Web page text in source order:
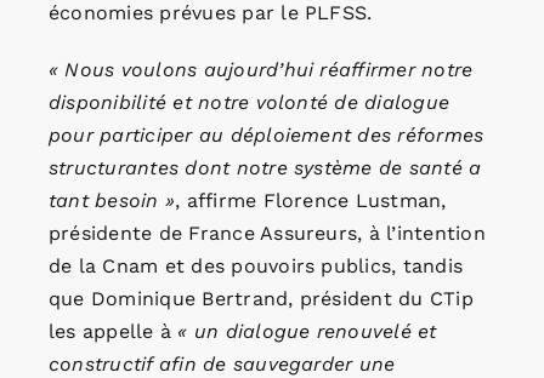
économies prévues par le PLFSS.
« Nous voulons aujourd’hui réaffirmer notre
disponibilité et notre volonté de dialogue
pour participer au déploiement des réformes
structurantes dont notre système de santé a
tant besoin », affirme Florence Lustman,
présidente de France Assureurs, à l’intention
de la Cnam et des pouvoirs publics, tandis
que Dominique Bertrand, président du CTip
les appelle à « un dialogue renouvelé et
constructif afin de sauvegarder une